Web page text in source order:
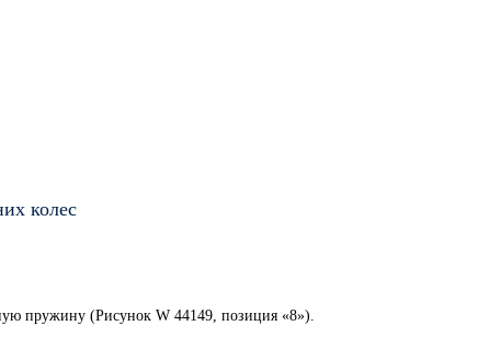
колес
пружину (Рисунок W 44149, позиция «8»).